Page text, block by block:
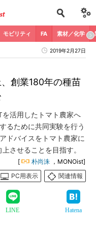
モビリティ FA 素材／化学
2019年2月27日
創業180年の種苗
活用したトマト農家へ
るために共同実験を行う
ドバイスをトマト農家に
させることを目指す。
[ 朴尚洙 ，MONOist]
PC用表示
関連情報
LINE Hatena